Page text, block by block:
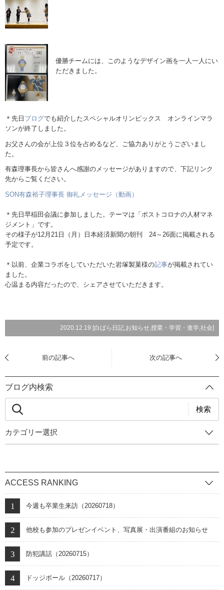
優勝チームには、このようなデザイン画を一人一人にい
ただきました。
＊先日 ブログでも紹介したスペシャルオリンピックス オンラインマラ
ソンが終了しました。
お父さんの会が上位３位を占めるなど、ご協力ありがとうございまし
た。
有森理事長から皆さんへ感謝のメッセージがありますので、下記リンク
先からご覧ください。
SON有森裕子理事長 御礼メッセージ（動画）
＊先日早稲田会議に参加しました。テーマは「ポストコロナの人材マネ
ジメント」です。
その様子が12月21日（月）日本経済新聞の朝刊 24～26面に掲載される
予定です。
＊以前、企業コラボをしていただいた岩塚製菓様の記事が掲載されてい
ました。
心温まる内容だったので、シェアさせていただきます。
2020.12.19 [白ばら日記,お知らせ,授業・学習・進学,社会]
前の記事へ 次の記事へ
ブログ内検索
検索
カテゴリー選択
ACCESS RANKING
今週も卒業生来訪（20260718）
他校も参加のプレゼンイベント、写真展・出演番組のお知らせ
防犯講話（20260715）
ドッジボール（20260717）